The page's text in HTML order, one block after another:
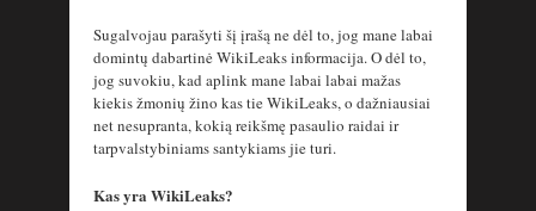
Sugalvojau parašyti šį įrašą ne dėl to, jog mane labai
domintų dabartinė WikiLeaks informacija. O dėl to,
jog suvokiu, kad aplink mane labai labai mažas
kiekis žmonių žino kas tie WikiLeaks, o dažniausiai
net nesupranta, kokią reikšmę pasaulio raidai ir
tarpvalstybiniams santykiams jie turi.
Kas yra WikiLeaks?